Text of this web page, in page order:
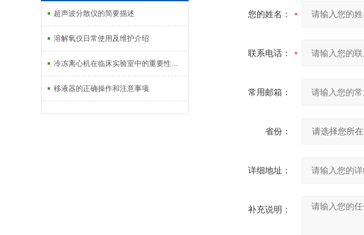
超声波分散仪的简要描述
溶解氧仪日常使用及维护介绍
冷冻离心机在临床实验室中的重要性及作用
移液器的正确操作和注意事项
您的姓名：
联系电话：
常用邮箱：
省份：
详细地址：
补充说明：